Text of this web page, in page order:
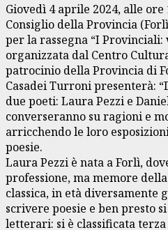
Giovedì 4 aprile 2024, alle ore
Consiglio della Provincia
per la rassegna “I
organizzata dal Centro
patrocinio della Provincia di
Casadei Turroni presenterà:
due poeti: Laura Pezzi e
converseranno su ragioni e
arricchendo le loro
poesie.
Laura Pezzi è nata a Forlì,
professione, ma memore
classica, in età diversamente
scrivere poesie e ben presto
letterari: si è classificata terza